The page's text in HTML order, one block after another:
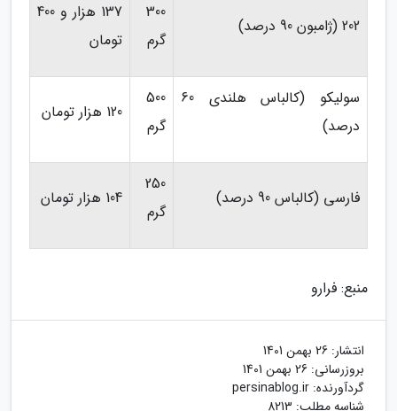
202 (ژامبون 90 درصد)
300
گرم
137 هزار و 400
تومان
سولیکو (کالباس هلندی 60
درصد)
500
گرم
120 هزار تومان
فارسی (کالباس 90 درصد)
250
گرم
104 هزار تومان
منبع: فرارو
انتشار: 26 بهمن 1401
بروزرسانی: 26 بهمن 1401
گردآورنده: persinablog.ir
شناسه مطلب: 8213